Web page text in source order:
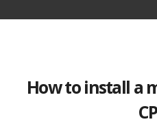
How to install a